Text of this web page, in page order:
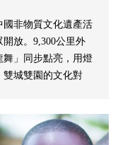
國非物質文化遺產活
放。9,300公里外
舞」同步點亮，用燈
雙城雙園的文化對
年」為主題，覆蓋中